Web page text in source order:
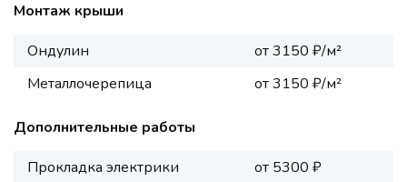
Монтаж крыши
Ондулин
от 3150 ₽/м²
Металлочерепица
от 3150 ₽/м²
Дополнительные работы
Прокладка электрики
от 5300 ₽